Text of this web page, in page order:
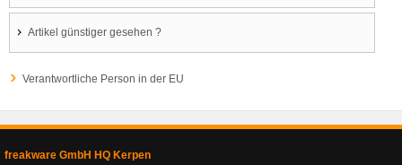
Artikel günstiger gesehen ?
Verantwortliche Person in der EU
freakware GmbH HQ Kerpen